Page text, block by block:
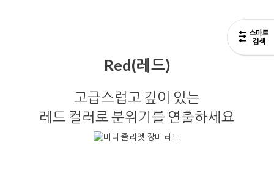
Red(레드)
고급스럽고 깊이 있는
레드 컬러로 분위기를 연출하세요